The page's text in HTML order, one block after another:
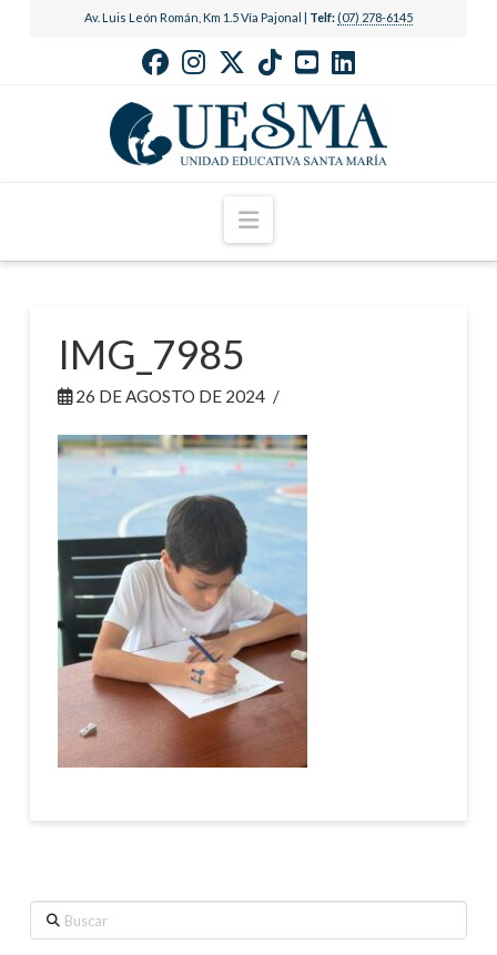
Av. Luis León Román, Km 1.5 Vía Pajonal | Telf: (07) 278-6145
Navigation
IMG_7985
26 DE AGOSTO DE 2024
Buscar